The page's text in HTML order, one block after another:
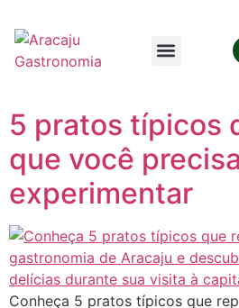
5 pratos típicos
que você precisa
experimentar
Conheça 5 pratos típicos que